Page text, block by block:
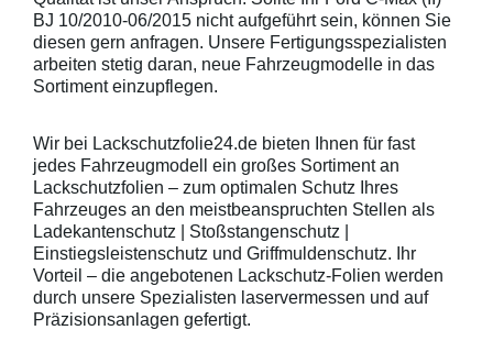
diese danach auflegen und mittig
anstreichen - anschließend die
Lackschutzfolie mittels Fön
erwärmen und von der Mitte
heraus in alle Richtungen
kontaktieren Sie uns bitte
telefonisch. Lieferumfang
transparente Lackschutzfolie 5
Stück Lackschutzpads für 5
Griffmulden / Griffschalen
Merkmale Spezielle Vinylfolie mit
bestmöglichem Schutz gegen
Kratzer und Abrieb Bestens
geeignet zum Schutz von
Fahrzeugkarosserien gegen
mechanische Einwirkung am
sollten die
Griffmulden
Aussenrändern
Folie mit
beigelegter
diese danach
anstreichen -
Lackschutzfolie
heraus in alle
ausstreichen.
kontaktieren
telefonisch.
BJ 10/2010-06/2015 nicht aufgeführt sein, können Sie
diesen gern anfragen. Unsere Fertigungsspezialisten
arbeiten stetig daran, neue Fahrzeugmodelle in das
Sortiment einzupflegen.
Wir bei Lackschutzfolie24.de bieten Ihnen für fast
jedes Fahrzeugmodell ein großes Sortiment an
Lackschutzfolien – zum optimalen Schutz Ihres
Fahrzeuges an den meistbeanspruchten Stellen als
Ladekantenschutz | Stoßstangenschutz |
Einstiegsleistenschutz und Griffmuldenschutz. Ihr
Vorteil – die angebotenen Lackschutz-Folien werden
durch unsere Spezialisten laservermessen und auf
Präzisionsanlagen gefertigt.